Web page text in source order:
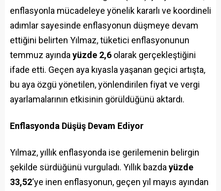
enflasyonla mücadeleye yönelik kararlı ve koordineli
adımlar sayesinde enflasyonun düşmeye devam
ettiğini belirten Yılmaz, tüketici enflasyonunun
temmuz ayında yüzde 2,6 olarak gerçekleştiğini
ifade etti. Geçen aya kıyasla yaşanan geçici artışta,
bu aya özgü yönetilen, yönlendirilen fiyat ve vergi
ayarlamalarının etkisinin görüldüğünü aktardı.
Enflasyonda Düşüş Devam Ediyor
Yılmaz, yıllık enflasyonda ise gerilemenin belirgin
şekilde sürdüğünü vurguladı. Yıllık bazda yüzde
33,52‘ye inen enflasyonun, geçen yıl mayıs ayından